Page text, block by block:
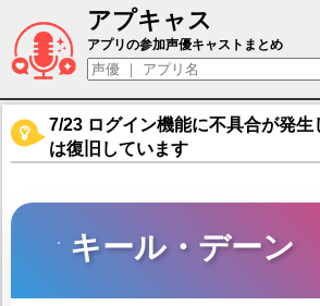
アプキャス
キール・デーン（声優：
アプリの参加声優キャストまとめ
7/23 ログイン機能に不具合が発生
は復旧しています
キール・デーン